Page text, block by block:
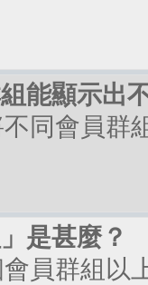
能顯示出
同會員群
是甚麼？
員群組以